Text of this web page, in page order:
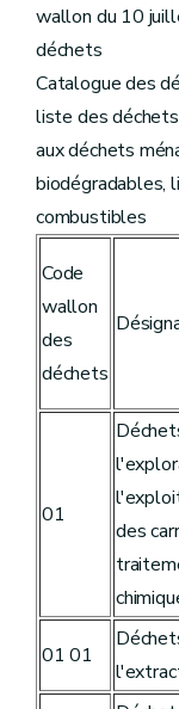
wallon du 10
déchets
Catalogue des
liste des
aux déchets
biodégradables,
combustibles
Code
wallon
des
déchets
01
des
01 01